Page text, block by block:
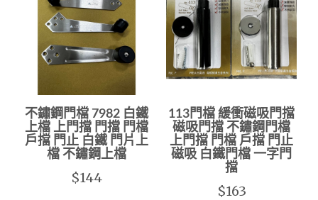
不鏽鋼門檔 7982 白鐵
上檔 上門擋 門擋 門檔
戶擋 門止 白鐵 門片上
檔 不鏽鋼上檔
$144
113門檔 緩衝磁吸門擋
磁吸門擋 不鏽鋼門檔
上門擋 門檔 戶擋 門止
磁吸 白鐵門檔 一字門
擋
$163